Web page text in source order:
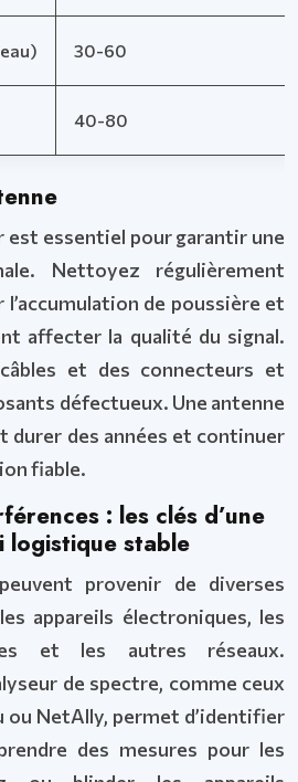
30-60
40-80
est essentiel pour garantir une
Nettoyez régulièrement
l’accumulation de poussière et
affecter la qualité du signal.
et des connecteurs et
défectueux. Une antenne
durer des années et continuer
fiable.
: les clés d’une
logistique stable
provenir de diverses
appareils électroniques, les
et les autres réseaux.
de spectre, comme ceux
ou NetAlly, permet d’identifier
des mesures pour les